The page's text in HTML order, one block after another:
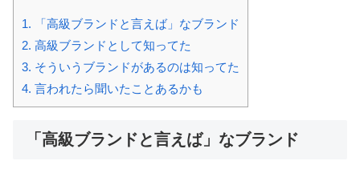
1. 「高級ブランドと言えば」なブランド
2. 高級ブランドとして知ってた
3. そういうブランドがあるのは知ってた
4. 言われたら聞いたことあるかも
「高級ブランドと言えば」なブランド